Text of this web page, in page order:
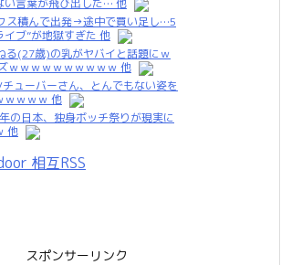
い言葉が飛び出した… 他
ス積んで出発→途中で買い足し…5
イブ”が地獄すぎた 他
る(27歳)の乳がヤバイと話題にｗ
ｗｗｗｗｗｗｗｗｗｗ 他
チューバーさん、とんでもない姿を
ｗｗｗｗ 他
の日本、独身ボッチ祭りが現実に
他
相互RSS
スポンサーリンク